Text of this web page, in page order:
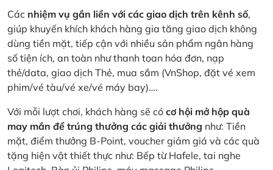
Các nhiệm vụ gắn liền với các giao dịch trên kênh số,
giúp khuyến khích khách hàng gia tăng giao dịch không
dùng tiền mặt, tiếp cận với nhiều sản phẩm ngân hàng
số tiện ích, an toàn như thanh toan hóa đơn, nạp
thẻ/data, giao dịch Thẻ, mua sắm (VnShop, đặt vé xem
phim/vé tàu/vé xe/vé máy bay)….
Với mỗi lượt chơi, khách hàng sẽ có cơ hội mở hộp quà
may mắn để trúng thưởng các giải thưởng như: Tiền
mặt, điểm thưởng B-Point, voucher giảm giá và các quà
tặng hiện vật thiết thực như: Bếp từ Hafele, tai nghe